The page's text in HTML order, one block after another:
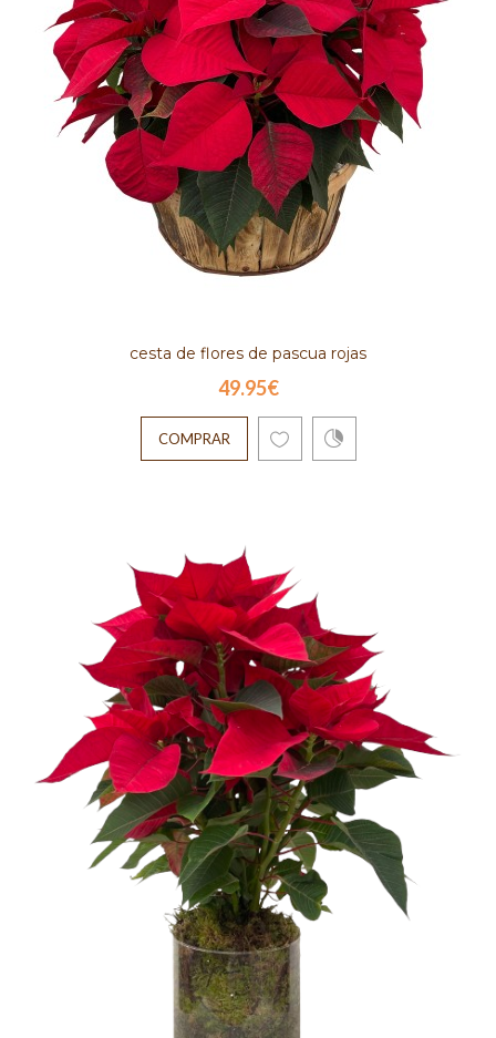
cesta de flores de pascua rojas
49.95€
COMPRAR